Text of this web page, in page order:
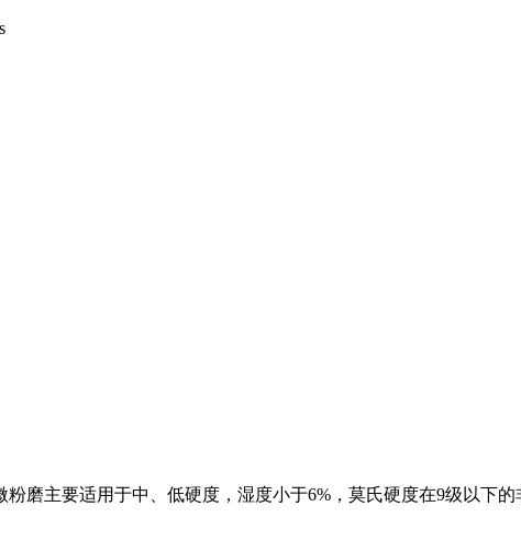
磨主要适用于中、低硬度，湿度小于6%，莫氏硬度在9级以下